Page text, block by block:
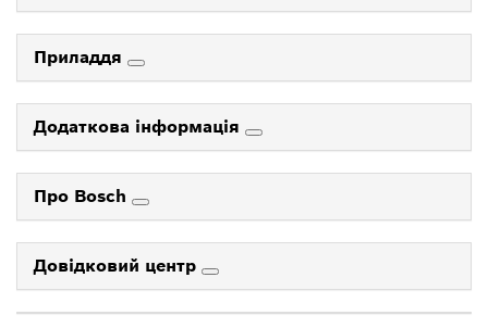
Приладдя
Додаткова інформація
Про Bosch
Довідковий центр